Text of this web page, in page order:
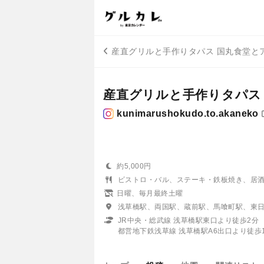
産直グリルと手作りタパス 国丸食堂と
産直グリルと手作りタパ
kunimarushokudo.to.akaneko
約5,000円
ビストロ・バル、ステーキ・鉄板焼き、居
日曜、毎月最終土曜
浅草橋駅、両国駅、蔵前駅、馬喰町駅、東
JR中央・総武線 浅草橋駅東口より徒歩2分
都営地下鉄浅草線 浅草橋駅A6出口より徒歩